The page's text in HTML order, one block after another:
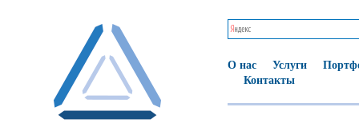
О нас Услуги
Контакты